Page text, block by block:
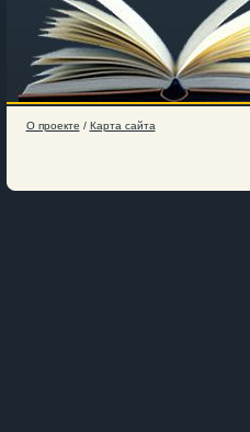
О проекте / Карта сайта